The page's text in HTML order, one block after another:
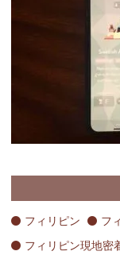
フィリピン フ
フィリピン現地密